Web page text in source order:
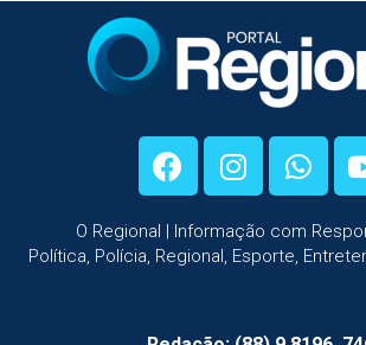
O Regional | Informação com
Política, Polícia, Regional, Esporte,